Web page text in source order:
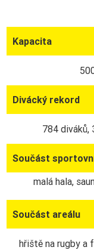
Kapacita
Divácký rekord
784 diváků,
Součást
malá hala,
Součást areálu
hřiště na rugby a